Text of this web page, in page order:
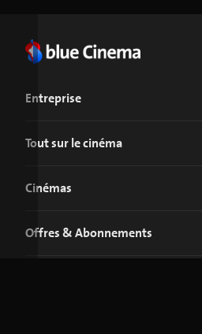
Entreprise
Tout sur le cinéma
Cinémas
Offres & Abonnements